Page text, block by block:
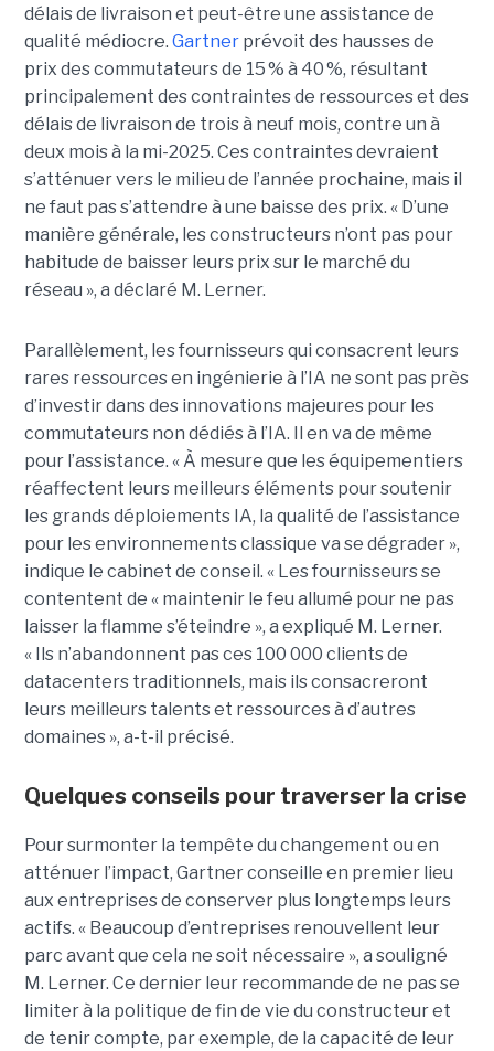
délais de livraison et peut-être une assistance de
qualité médiocre. Gartnerprévoit des hausses de
prix des commutateurs de 15 % à 40 %, résultant
principalement des contraintes de ressources et des
délais de livraison de trois à neuf mois, contre un à
deux mois à la mi-2025. Ces contraintes devraient
s’atténuer vers le milieu de l’année prochaine, mais il
ne faut pas s’attendre à une baisse des prix. « D’une
manière générale, les constructeurs n’ont pas pour
habitude de baisser leurs prix sur le marché du
réseau », a déclaré M. Lerner.
Parallèlement, les fournisseurs qui consacrent leurs
rares ressources en ingénierie à l’IA ne sont pas près
d’investir dans des innovations majeures pour les
commutateurs non dédiés à l’IA. Il en va de même
pour l’assistance. « À mesure que les équipementiers
réaffectent leurs meilleurs éléments pour soutenir
les grands déploiements IA, la qualité de l’assistance
pour les environnements classique va se dégrader »,
indique le cabinet de conseil. « Les fournisseurs se
contentent de « maintenir le feu allumé pour ne pas
laisser la flamme s’éteindre », a expliqué M. Lerner.
« Ils n’abandonnent pas ces 100 000 clients de
datacenters traditionnels, mais ils consacreront
leurs meilleurs talents et ressources à d’autres
domaines », a-t-il précisé.
Quelques conseils pour traverser la crise
Pour surmonter la tempête du changement ou en
atténuer l’impact, Gartner conseille en premier lieu
aux entreprises de conserver plus longtemps leurs
actifs. « Beaucoup d’entreprises renouvellent leur
parc avant que cela ne soit nécessaire », a souligné
M. Lerner. Ce dernier leur recommande de ne pas se
limiter à la politique de fin de vie du constructeur et
de tenir compte, par exemple, de la capacité de leur